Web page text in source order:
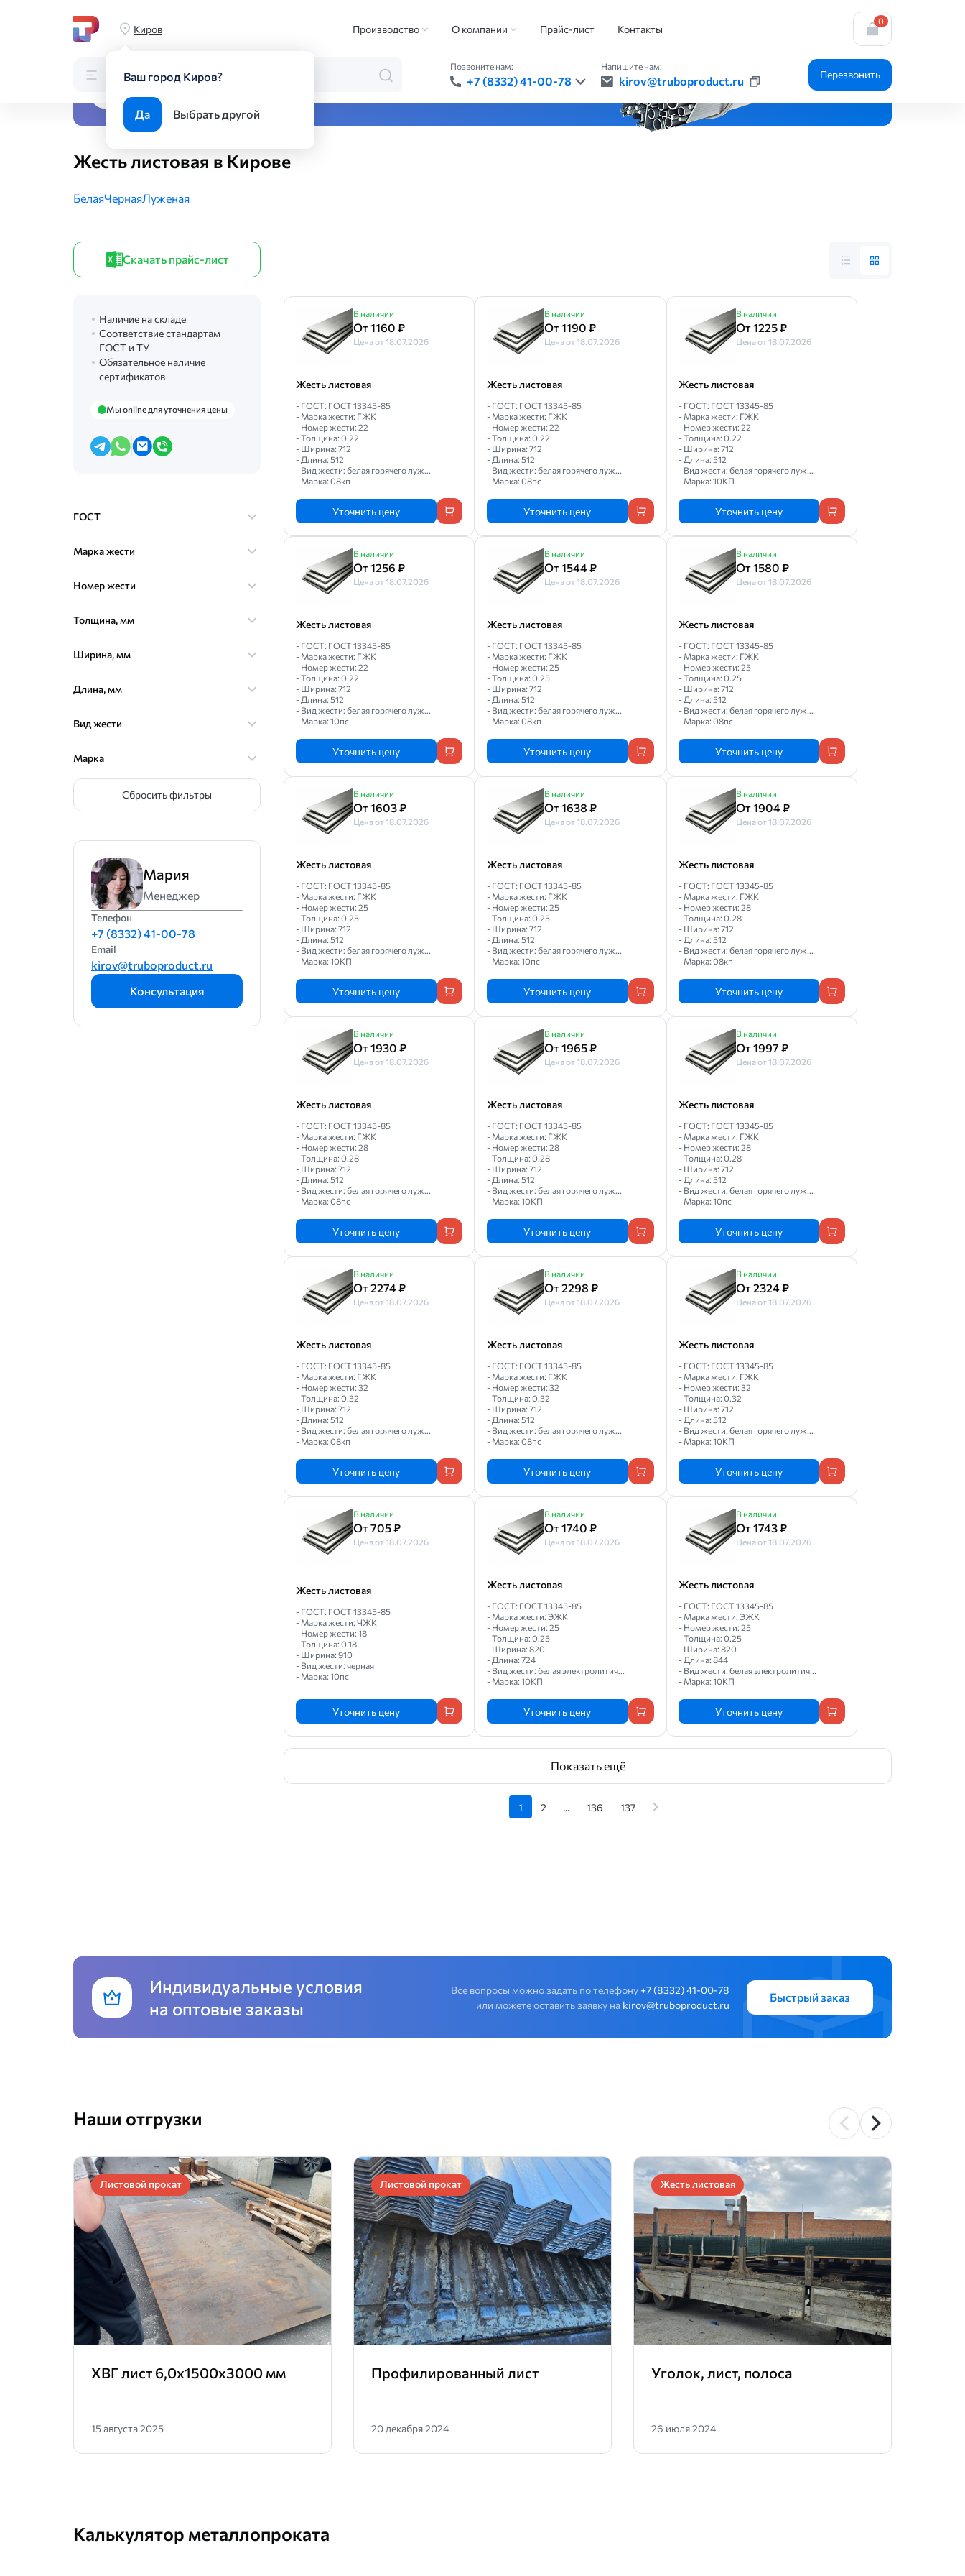
Киров
Ваш город Киров?
Да Выбрать другой
Производство О компании Прайс-лист Контакты
0
Каталог Поиск по каталогу
Позвоните нам:
+7 (8332) 41-00-78
Напишите нам:
kirov@truboproduct.ru Перезвонить
Главная Каталог
Все виды металлопроката — быстро, точно, везде
Жесть листовая в Кирове
БелаяЧернаяЛуженая
Скачать прайс-лист
Наличие на складе
Соответствие стандартам
ГОСТ и ТУ
Обязательное наличие
сертификатов
Мы online для уточнения цены
ГОСТ
Марка жести
Номер жести
Толщина, мм
Ширина, мм
Длина, мм
Вид жести
Марка
Сбросить фильтры
Мария
Менеджер
Телефон
+7 (8332) 41-00-78
Email
kirov@truboproduct.ru
Консультация
В наличии
От 1160 ₽
Цена от 18.07.2026
Жесть листовая
- ГОСТ: ГОСТ 13345-85
- Марка жести: ГЖК
- Номер жести: 22
- Толщина: 0.22
- Ширина: 712
- Длина: 512
- Вид жести: белая горячего луж...
- Марка: 08кп
Уточнить цену
В наличии
От 1190 ₽
Цена от 18.07.2026
Жесть листовая
- ГОСТ: ГОСТ 13345-85
- Марка жести: ГЖК
- Номер жести: 22
- Толщина: 0.22
- Ширина: 712
- Длина: 512
- Вид жести: белая горячего луж...
- Марка: 08пс
Уточнить цену
В наличии
От 1225 ₽
Цена от 18.07.2026
Жесть листовая
- ГОСТ: ГОСТ 13345-85
- Марка жести: ГЖК
- Номер жести: 22
- Толщина: 0.22
- Ширина: 712
- Длина: 512
- Вид жести: белая горячего луж...
- Марка: 10КП
Уточнить цену
В наличии
От 1256 ₽
Цена от 18.07.2026
Жесть листовая
- ГОСТ: ГОСТ 13345-85
- Марка жести: ГЖК
- Номер жести: 22
- Толщина: 0.22
- Ширина: 712
- Длина: 512
- Вид жести: белая горячего луж...
- Марка: 10пс
Уточнить цену
В наличии
От 1544 ₽
Цена от 18.07.2026
Жесть листовая
- ГОСТ: ГОСТ 13345-85
- Марка жести: ГЖК
- Номер жести: 25
- Толщина: 0.25
- Ширина: 712
- Длина: 512
- Вид жести: белая горячего луж...
- Марка: 08кп
Уточнить цену
В наличии
От 1580 ₽
Цена от 18.07.2026
Жесть листовая
- ГОСТ: ГОСТ 13345-85
- Марка жести: ГЖК
- Номер жести: 25
- Толщина: 0.25
- Ширина: 712
- Длина: 512
- Вид жести: белая горячего луж...
- Марка: 08пс
Уточнить цену
В наличии
От 1603 ₽
Цена от 18.07.2026
Жесть листовая
- ГОСТ: ГОСТ 13345-85
- Марка жести: ГЖК
- Номер жести: 25
- Толщина: 0.25
- Ширина: 712
- Длина: 512
- Вид жести: белая горячего луж...
- Марка: 10КП
Уточнить цену
В наличии
От 1638 ₽
Цена от 18.07.2026
Жесть листовая
- ГОСТ: ГОСТ 13345-85
- Марка жести: ГЖК
- Номер жести: 25
- Толщина: 0.25
- Ширина: 712
- Длина: 512
- Вид жести: белая горячего луж...
- Марка: 10пс
Уточнить цену
В наличии
От 1904 ₽
Цена от 18.07.2026
Жесть листовая
- ГОСТ: ГОСТ 13345-85
- Марка жести: ГЖК
- Номер жести: 28
- Толщина: 0.28
- Ширина: 712
- Длина: 512
- Вид жести: белая горячего луж...
- Марка: 08кп
Уточнить цену
В наличии
От 1930 ₽
Цена от 18.07.2026
Жесть листовая
- ГОСТ: ГОСТ 13345-85
- Марка жести: ГЖК
- Номер жести: 28
- Толщина: 0.28
- Ширина: 712
- Длина: 512
- Вид жести: белая горячего луж...
- Марка: 08пс
Уточнить цену
В наличии
От 1965 ₽
Цена от 18.07.2026
Жесть листовая
- ГОСТ: ГОСТ 13345-85
- Марка жести: ГЖК
- Номер жести: 28
- Толщина: 0.28
- Ширина: 712
- Длина: 512
- Вид жести: белая горячего луж...
- Марка: 10КП
Уточнить цену
В наличии
От 1997 ₽
Цена от 18.07.2026
Жесть листовая
- ГОСТ: ГОСТ 13345-85
- Марка жести: ГЖК
- Номер жести: 28
- Толщина: 0.28
- Ширина: 712
- Длина: 512
- Вид жести: белая горячего луж...
- Марка: 10пс
Уточнить цену
В наличии
От 2274 ₽
Цена от 18.07.2026
Жесть листовая
- ГОСТ: ГОСТ 13345-85
- Марка жести: ГЖК
- Номер жести: 32
- Толщина: 0.32
- Ширина: 712
- Длина: 512
- Вид жести: белая горячего луж...
- Марка: 08кп
Уточнить цену
В наличии
От 2298 ₽
Цена от 18.07.2026
Жесть листовая
- ГОСТ: ГОСТ 13345-85
- Марка жести: ГЖК
- Номер жести: 32
- Толщина: 0.32
- Ширина: 712
- Длина: 512
- Вид жести: белая горячего луж...
- Марка: 08пс
Уточнить цену
В наличии
От 2324 ₽
Цена от 18.07.2026
Жесть листовая
- ГОСТ: ГОСТ 13345-85
- Марка жести: ГЖК
- Номер жести: 32
- Толщина: 0.32
- Ширина: 712
- Длина: 512
- Вид жести: белая горячего луж...
- Марка: 10КП
Уточнить цену
В наличии
От 705 ₽
Цена от 18.07.2026
Жесть листовая
- ГОСТ: ГОСТ 13345-85
- Марка жести: ЧЖК
- Номер жести: 18
- Толщина: 0.18
- Ширина: 910
- Вид жести: черная
- Марка: 10пс
Уточнить цену
В наличии
От 1740 ₽
Цена от 18.07.2026
Жесть листовая
- ГОСТ: ГОСТ 13345-85
- Марка жести: ЭЖК
- Номер жести: 25
- Толщина: 0.25
- Ширина: 820
- Длина: 724
- Вид жести: белая электролитич...
- Марка: 10КП
Уточнить цену
В наличии
От 1743 ₽
Цена от 18.07.2026
Жесть листовая
- ГОСТ: ГОСТ 13345-85
- Марка жести: ЭЖК
- Номер жести: 25
- Толщина: 0.25
- Ширина: 820
- Длина: 844
- Вид жести: белая электролитич...
- Марка: 10КП
Уточнить цену
Показать ещё
1 2 ... 136 137
Индивидуальные условия
на оптовые заказы
Все вопросы можно задать по телефону +7 (8332) 41-00-78
или можете оставить заявку на kirov@truboproduct.ru
Быстрый заказ
Наши отгрузки
Листовой прокат
ХВГ лист 6,0х1500х3000 мм
15 августа 2025
Листовой прокат
Профилированный лист
20 декабря 2024
Жесть листовая
Уголок, лист, полоса
26 июля 2024
Калькулятор металлопроката